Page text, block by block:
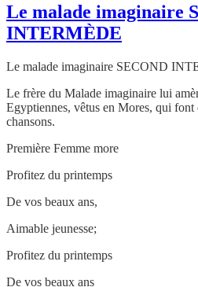
Le malade imaginaire
INTERMÈDE
Le malade imaginaire SECOND
Le frère du Malade imaginaire lui
Egyptiennes, vêtus en Mores, qui font
chansons.
Première Femme more
Profitez du printemps
De vos beaux ans,
Aimable jeunesse;
Profitez du printemps
De vos beaux ans